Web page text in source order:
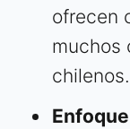
ofrecen
muchos
chilenos.